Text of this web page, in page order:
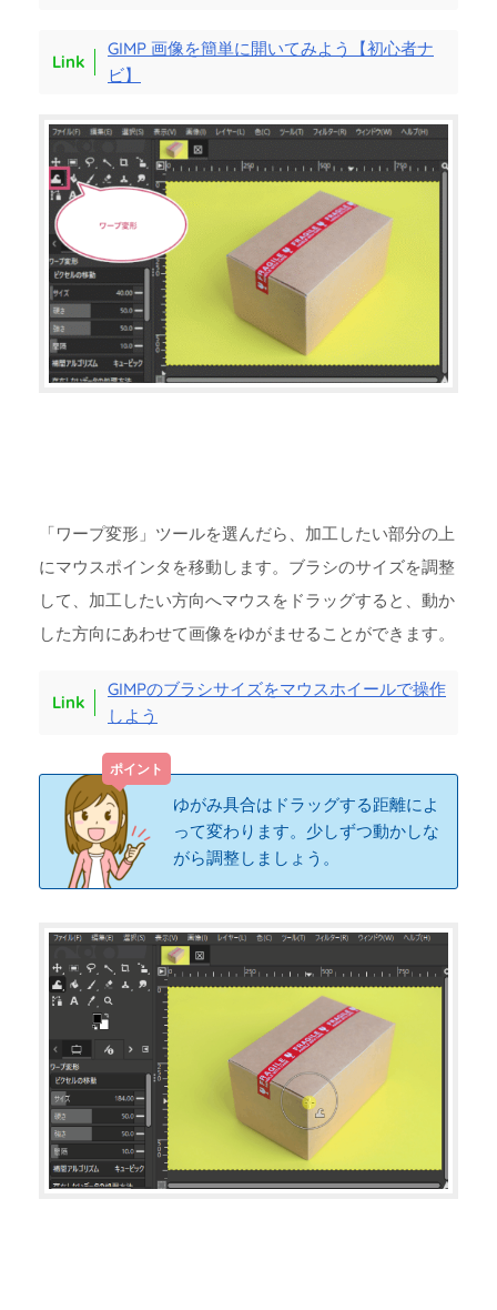
GIMP 画像を簡単に開いてみよう【初心者ナ
ビ】
「ワープ変形」ツールを選んだら、加工したい部分の上
にマウスポインタを移動します。ブラシのサイズを調整
して、加工したい方向へマウスをドラッグすると、動か
した方向にあわせて画像をゆがませることができます。
GIMPのブラシサイズをマウスホイールで操作
しよう
ゆがみ具合はドラッグする距離によ
って変わります。少しずつ動かしな
がら調整しましょう。